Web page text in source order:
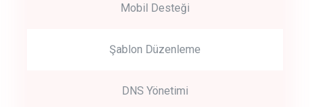
Mobil Desteği
Şablon Düzenleme
DNS Yönetimi